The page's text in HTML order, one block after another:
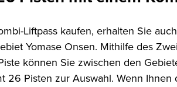
Liftpass kaufen, erhalten Sie
Yomase Onsen. Mithilfe des
können Sie zwischen den
26 Pisten zur Auswahl. Wenn Ihnen